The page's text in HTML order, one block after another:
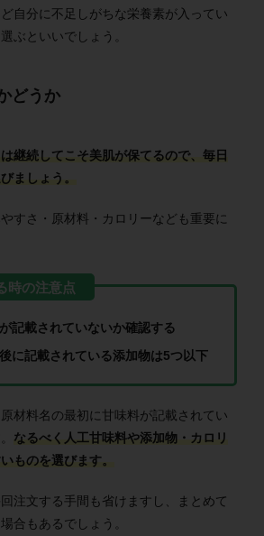
自分に不足しがちな栄養素が入ってい
ぶといいでしょう。
どうか
継続してこそ美肌が保てるので、毎日
ましょう。
すさ・原材料・カロリーなども重要に
記載されていないか確認する
に記載されている添加物は5つ以下
材料名の最初に甘味料が記載されてい
なるべく人工甘味料や添加物・カロリ
ものを選びます。
注文する手間も省けますし、まとめて
合もあるでしょう。